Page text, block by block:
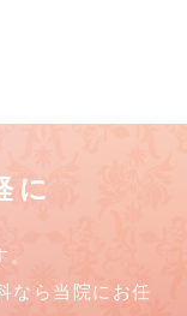
に
なら当院にお任